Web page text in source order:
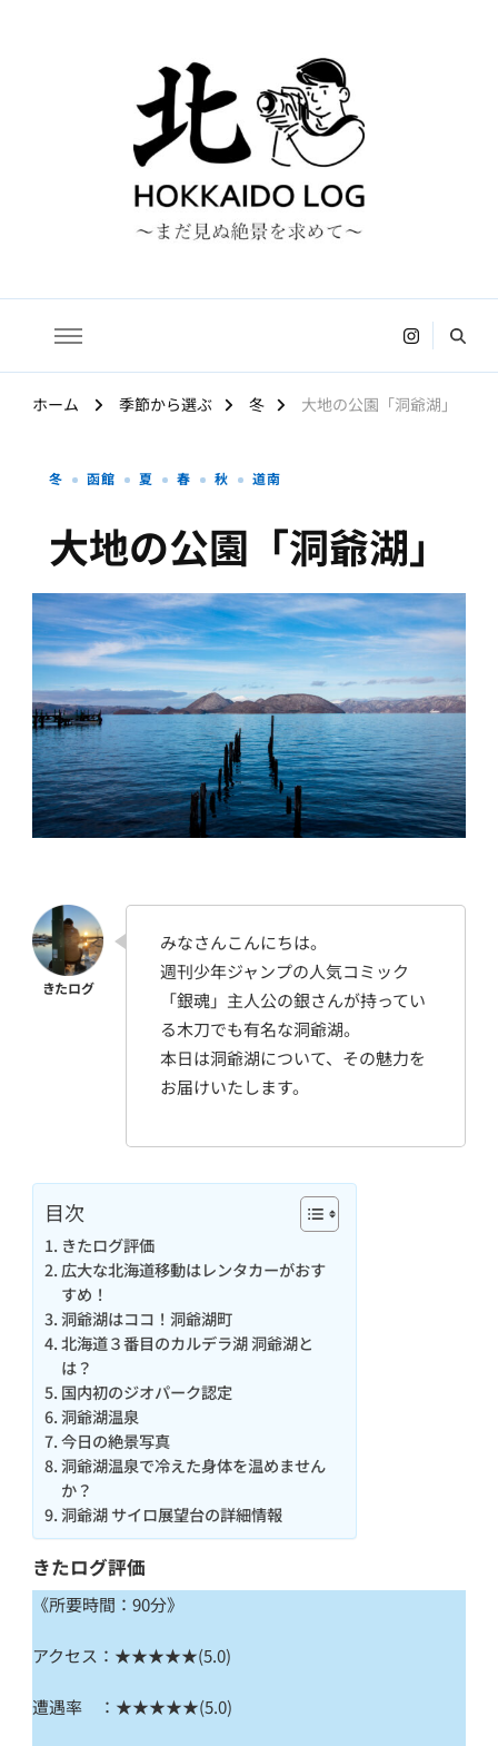
ホーム 季節から選ぶ 冬 大地の公園「洞爺湖」
冬 函館 夏 春 秋 道南
大地の公園「洞爺湖」
みなさんこんにちは。
週刊少年ジャンプの人気コミック
「銀魂」主人公の銀さんが持ってい
る木刀でも有名な洞爺湖。
本日は洞爺湖について、その魅力を
お届けいたします。
目次
きたログ評価
広大な北海道移動はレンタカーがおす
すめ！
洞爺湖はココ！洞爺湖町
北海道３番目のカルデラ湖 洞爺湖と
は？
国内初のジオパーク認定
洞爺湖温泉
今日の絶景写真
洞爺湖温泉で冷えた身体を温めません
か？
洞爺湖 サイロ展望台の詳細情報
きたログ評価
《所要時間：90分》
アクセス：★★★★★(5.0)
遭遇率 ：★★★★★(5.0)